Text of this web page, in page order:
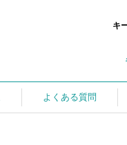
キ
よくある質問